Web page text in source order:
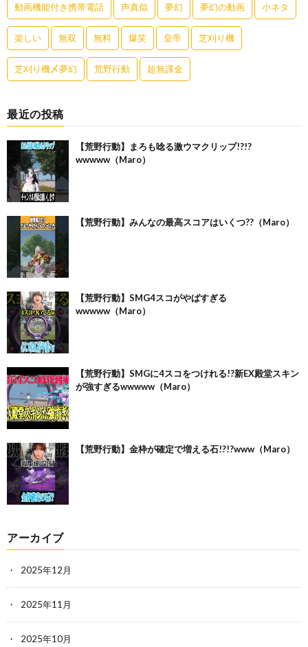
動画機能付き携帯電話 声真似 夢幻 夢幻の動画 小ネタ
楽しい 無双 無料 爆笑 皇帝 芝刈り機
芝刈り機〆夢幻 荒野行動 超無課金
最近の投稿
【荒野行動】まろも唸る激ウマクリップ!?!?
wwwww（Maro）
【荒野行動】みんなの最高スコアはいくつ??（Maro）
【荒野行動】SMG4スコがやばすぎる
wwwww（Maro）
【荒野行動】SMGに4スコをつけれる!?新EX殿堂スキン
が強すぎるwwwww（Maro）
【荒野行動】金枠が確定で増える石!?!?www（Maro）
アーカイブ
2025年12月
2025年11月
2025年10月